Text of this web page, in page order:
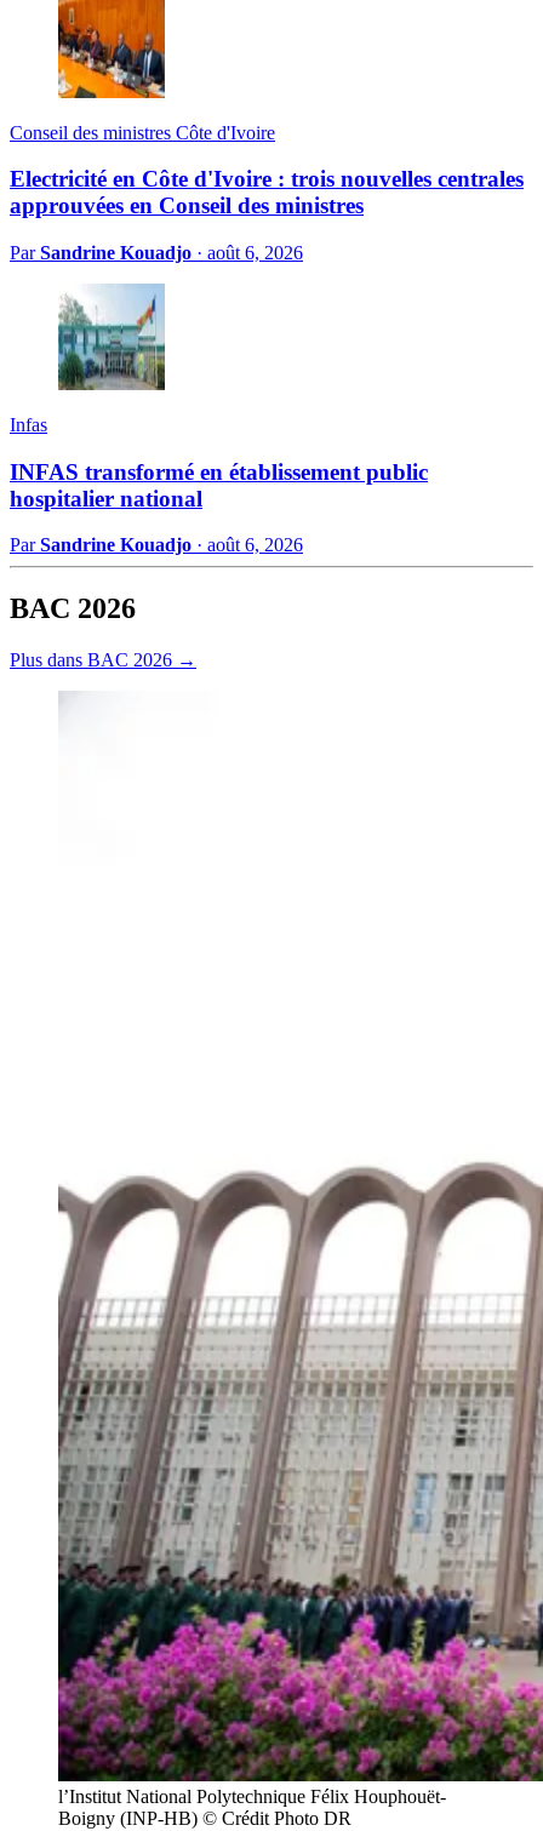
Conseil des ministres Côte d'Ivoire
Electricité en Côte d'Ivoire : trois nouvelles centrales
approuvées en Conseil des ministres
ParSandrine Kouadjo · août 6, 2026
Infas
INFAS transformé en établissement public
hospitalier national
ParSandrine Kouadjo · août 6, 2026
BAC 2026
Plus dans BAC 2026 →
l’Institut National Polytechnique Félix Houphouët-
Boigny (INP-HB) © Crédit Photo DR